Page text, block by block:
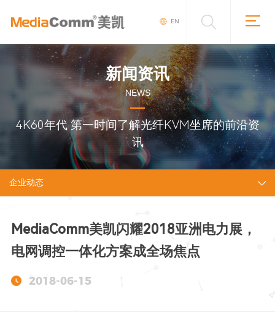
EN
新闻资讯
NEWS
4K60年代 第一时间了解光纤KVM坐席的前沿资
讯
企业动态
MediaComm美凯闪耀2018亚洲电力展，
电网调控一体化方案成全场焦点
2018-06-15